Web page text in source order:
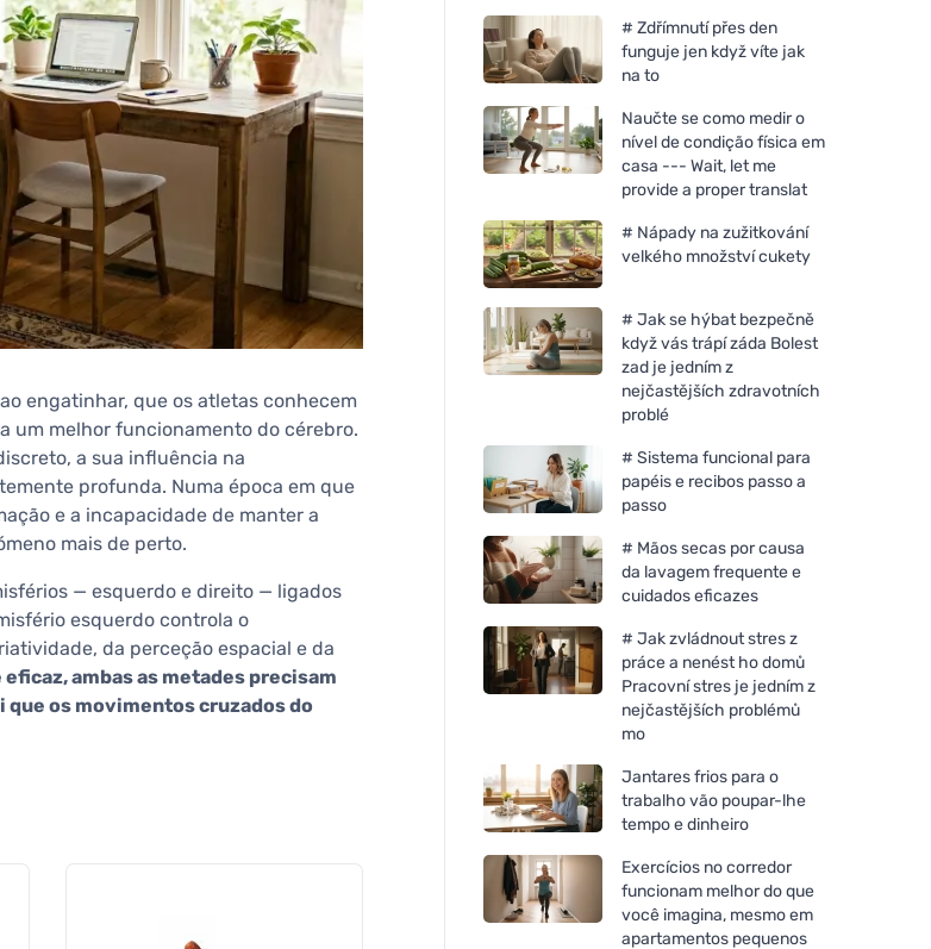
engatinhar, que os atletas conhecem
um melhor funcionamento do cérebro.
a sua influência na
profunda. Numa época em que
e a incapacidade de manter a
mais de perto.
— esquerdo e direito — ligados
esquerdo controla o
da perceção espacial e da
ambas as metades precisam
os movimentos cruzados do
# Zdřímnutí přes den
funguje jen když víte jak
na to
Naučte se como medir o
nível de condição física em
casa --- Wait, let me
provide a proper translat
# Nápady na zužitkování
velkého množství cukety
# Jak se hýbat bezpečně
když vás trápí záda Bolest
zad je jedním z
nejčastějších zdravotních
problé
# Sistema funcional para
papéis e recibos passo a
passo
# Mãos secas por causa
da lavagem frequente e
cuidados eficazes
# Jak zvládnout stres z
práce a nenést ho domů
Pracovní stres je jedním z
nejčastějších problémů
mo
Jantares frios para o
trabalho vão poupar-lhe
tempo e dinheiro
Exercícios no corredor
funcionam melhor do que
você imagina, mesmo em
apartamentos pequenos